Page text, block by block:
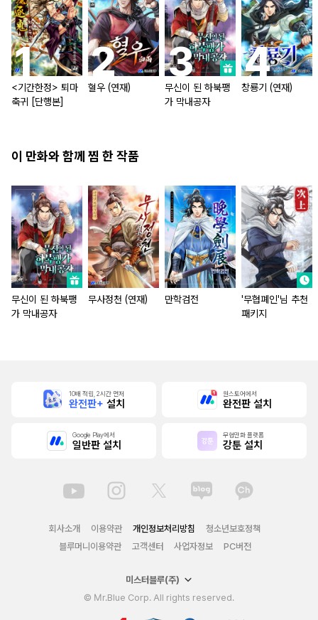
<기간한정> 퇴마
축귀 [단행본]
혈우 (연재)
무신이 된 하북팽
가 막내공자
창룡기 (연재)
이 만화와 함께 찜 한 작품
무신이 된 하북팽
가 막내공자
무사정천 (연재) 만학검전
'무협폐인'님 추천
패키지
10배 적립, 2시간 먼저
완전판+ 설치
원스토어에서
완전판 설치
Google Play에서
일반판 설치
무협만화 플랫폼
강툰 설치
회사소개 이용약관 개인정보처리방침
청소년보호정책
블루머니이용약관
고객센터 사업자정보 PC버전
미스터블루(주)
© Mr.Blue Corp. All rights reserved.